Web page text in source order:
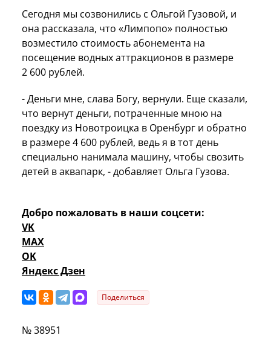
Сегодня мы созвонились с Ольгой Гузовой, и
она рассказала, что «Лимпопо» полностью
возместило стоимость абонемента на
посещение водных аттракционов в размере
2 600 рублей.
- Деньги мне, слава Богу, вернули. Еще сказали,
что вернут деньги, потраченные мною на
поездку из Новотроицка в Оренбург и обратно
в размере 4 600 рублей, ведь я в тот день
специально нанимала машину, чтобы свозить
детей в аквапарк, - добавляет Ольга Гузова.
Добро пожаловать в наши соцсети:
VK
MAX
OK
Яндекс Дзен
Поделиться
№ 38951